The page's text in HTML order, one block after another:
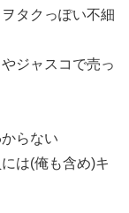
タクっぽい不細
ジャスコで売っ
らない
は(俺も含め)キ